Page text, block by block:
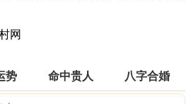
网
势 命中贵人 八字合婚